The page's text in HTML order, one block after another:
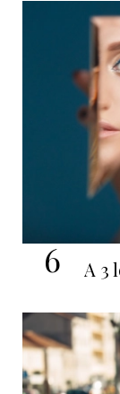
6 A 3